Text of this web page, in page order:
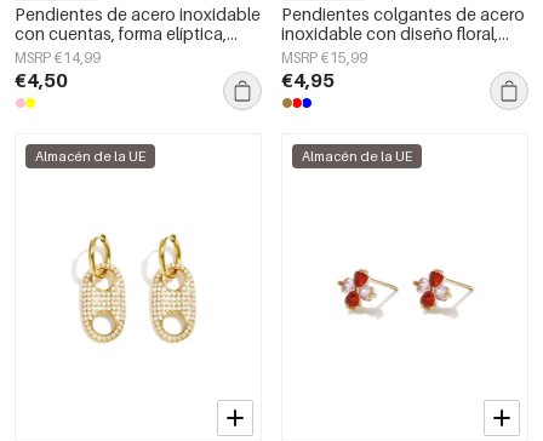
Pendientes de acero inoxidable
con cuentas, forma elíptica,
lindos, de la serie Daily Simple,
joyería para mujer
MSRP €14,99
€4,50
Pendientes colgantes de acero
inoxidable con diseño floral,
serie Daily Simple, joyería para
mujer
MSRP €15,99
€4,95
Almacén de la UE Almacén de la UE